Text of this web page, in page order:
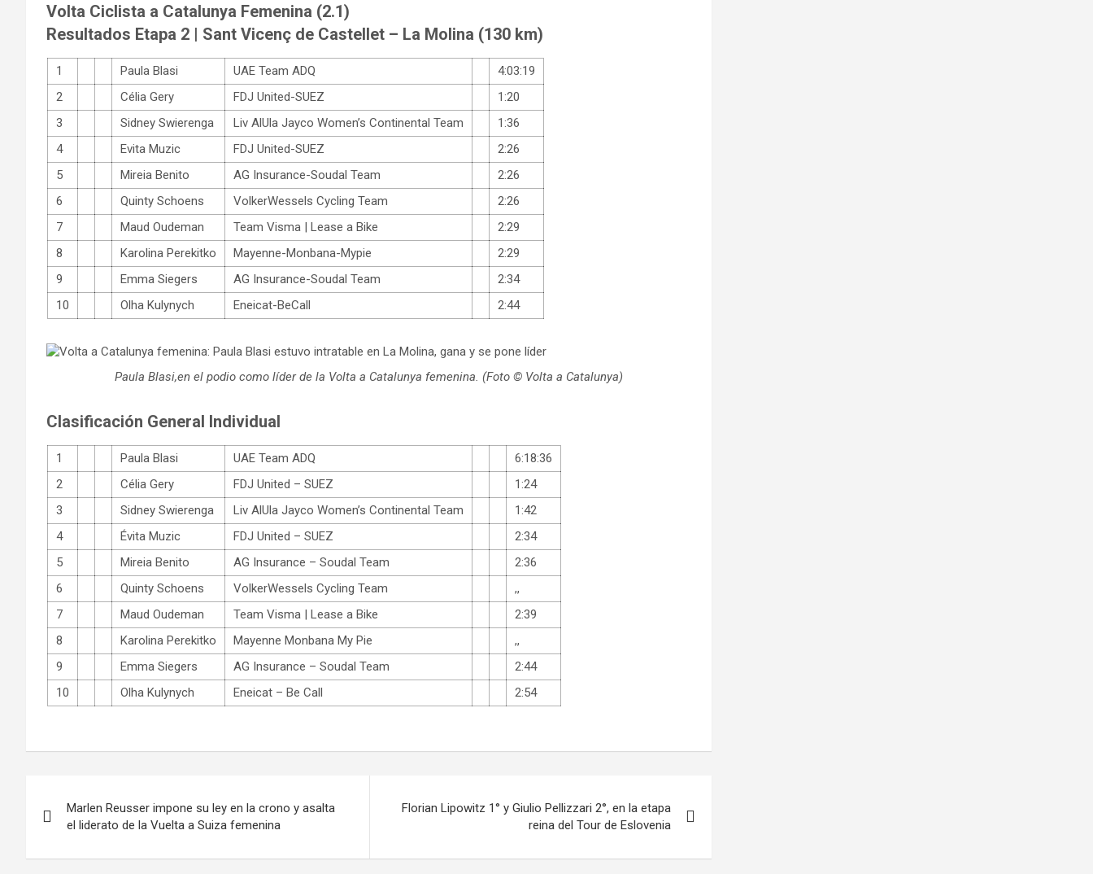
Volta Ciclista a Catalunya Femenina (2.1)
Resultados Etapa 2 | Sant Vicenç de Castellet – La Molina (130 km)
1 Paula Blasi UAE Team ADQ
4:03:19
2
Célia Gery FDJ United-SUEZ
1:20
3
Sidney Swierenga Liv AlUla Jayco Women’s Continental Team
1:36
4
Evita Muzic FDJ United-SUEZ
2:26
5
Mireia Benito AG Insurance-Soudal Team
2:26
6
Quinty Schoens VolkerWessels Cycling Team
2:26
7
Maud Oudeman Team Visma | Lease a Bike
2:29
8
Karolina Perekitko Mayenne-Monbana-Mypie
2:29
9
Emma Siegers AG Insurance-Soudal Team
2:34
10
Olha Kulynych Eneicat-BeCall 2:44
Paula Blasi,en el podio como líder de la Volta a Catalunya femenina. (Foto © Volta a Catalunya)
Clasificación General Individual
1 Paula Blasi UAE Team ADQ
6:18:36
2
Célia Gery FDJ United – SUEZ
1:24
3
Sidney Swierenga Liv AlUla Jayco Women’s Continental Team
1:42
4
Évita Muzic FDJ United – SUEZ
2:34
5
Mireia Benito AG Insurance – Soudal Team
2:36
6
Quinty Schoens VolkerWessels Cycling Team
,,
7
Maud Oudeman Team Visma | Lease a Bike
2:39
8
Karolina Perekitko Mayenne Monbana My Pie
,,
9
Emma Siegers AG Insurance – Soudal Team
2:44
10
Olha Kulynych Eneicat – Be Call 2:54
de
entradas
Marlen Reusser impone su ley en la crono y asalta
el liderato de la Vuelta a Suiza femenina
Florian Lipowitz 1° y Giulio Pellizzari 2°, en la etapa
reina del Tour de Eslovenia